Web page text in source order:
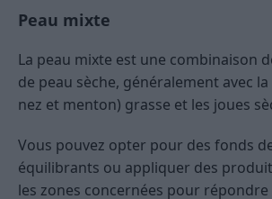
Peau mixte
La peau mixte est une combinaison
de peau sèche, généralement avec
nez et menton) grasse et les joues
Vous pouvez opter pour des fonds
équilibrants ou appliquer des
les zones concernées pour répondre